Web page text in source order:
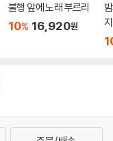
불행 앞에 노래 부르리
10% 16,920원
지